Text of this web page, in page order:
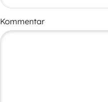
Kommentar